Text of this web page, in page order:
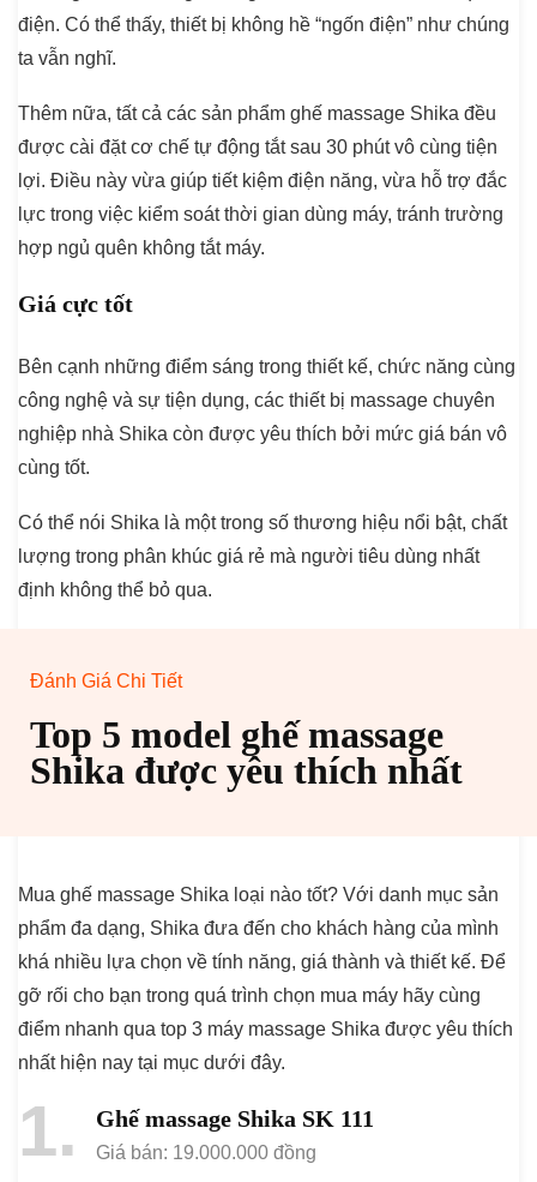
điện. Có thể thấy, thiết bị không hề “ngốn điện” như chúng
ta vẫn nghĩ.
Thêm nữa, tất cả các sản phẩm ghế massage Shika đều
được cài đặt cơ chế tự động tắt sau 30 phút vô cùng tiện
lợi. Điều này vừa giúp tiết kiệm điện năng, vừa hỗ trợ đắc
lực trong việc kiểm soát thời gian dùng máy, tránh trường
hợp ngủ quên không tắt máy.
Giá cực tốt
Bên cạnh những điểm sáng trong thiết kế, chức năng cùng
công nghệ và sự tiện dụng, các thiết bị massage chuyên
nghiệp nhà Shika còn được yêu thích bởi mức giá bán vô
cùng tốt.
Có thể nói Shika là một trong số thương hiệu nổi bật, chất
lượng trong phân khúc giá rẻ mà người tiêu dùng nhất
định không thể bỏ qua.
Đánh Giá Chi Tiết
Top 5 model ghế massage
Shika được yêu thích nhất
Mua ghế massage Shika loại nào tốt? Với danh mục sản
phẩm đa dạng, Shika đưa đến cho khách hàng của mình
khá nhiều lựa chọn về tính năng, giá thành và thiết kế. Để
gỡ rối cho bạn trong quá trình chọn mua máy hãy cùng
điểm nhanh qua top 3 máy massage Shika được yêu thích
nhất hiện nay tại mục dưới đây.
1 Ghế massage Shika SK 111
Giá bán: 19.000.000 đồng